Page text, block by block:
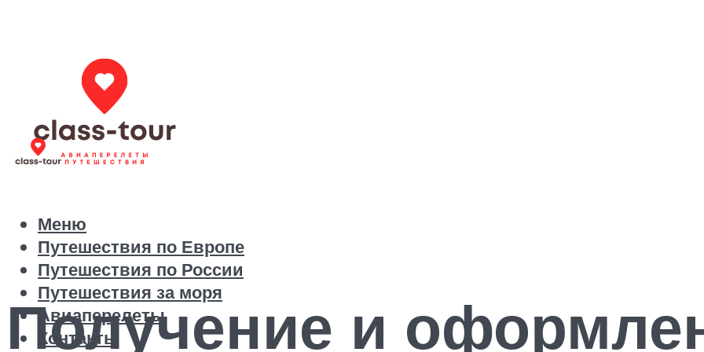
Путешествия по Европе
Путешествия по России
Путешествия за моря
Авиаперелеты
Контакты
Меню
Получение и